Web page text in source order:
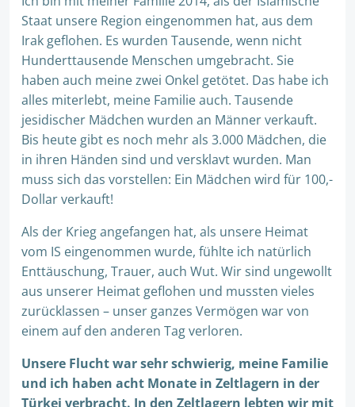
Staat unsere Region eingenommen hat, aus dem
Irak geflohen. Es wurden Tausende, wenn nicht
Hunderttausende Menschen umgebracht. Sie
haben auch meine zwei Onkel getötet. Das habe ich
alles miterlebt, meine Familie auch. Tausende
jesidischer Mädchen wurden an Männer verkauft.
Bis heute gibt es noch mehr als 3.000 Mädchen, die
in ihren Händen sind und versklavt wurden. Man
muss sich das vorstellen: Ein Mädchen wird für 100,-
Dollar verkauft!
Als der Krieg angefangen hat, als unsere Heimat
vom IS eingenommen wurde, fühlte ich natürlich
Enttäuschung, Trauer, auch Wut. Wir sind ungewollt
aus unserer Heimat geflohen und mussten vieles
zurücklassen – unser ganzes Vermögen war von
einem auf den anderen Tag verloren.
Unsere Flucht war sehr schwierig, meine Familie
und ich haben acht Monate in Zeltlagern in der
Türkei verbracht. In den Zeltlagern lebten wir mit